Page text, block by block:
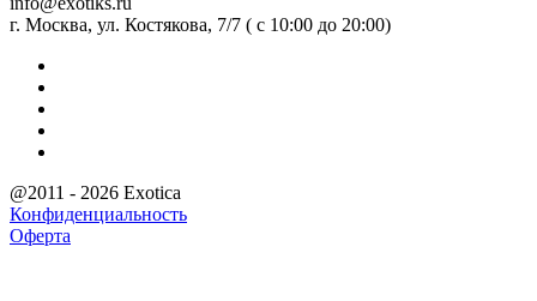
г. Москва, ул. Костякова, 7/7 ( с 10:00 до 20:00)
@2011 - 2026 Exotica
Конфиденциальность
Оферта